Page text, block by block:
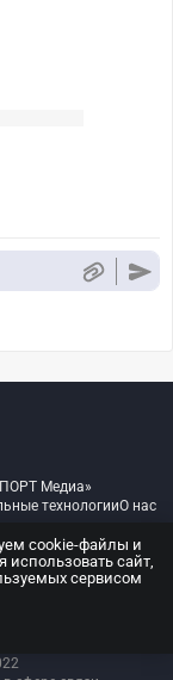
Медиа»
технологииО нас
средств массовой
cookie-файлы и
использовать сайт,
сервисом